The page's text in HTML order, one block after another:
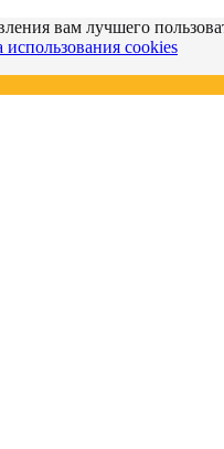
вам лучшего
cookies